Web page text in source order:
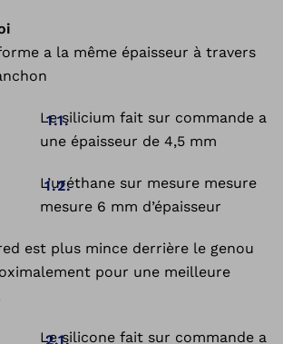
a la même épaisseur à travers
Le silicium fait sur commande a
une épaisseur de 4,5 mm
L’uréthane sur mesure mesure
mesure 6 mm d’épaisseur
est plus mince derrière le genou
pour une meilleure
Le silicone fait sur commande a